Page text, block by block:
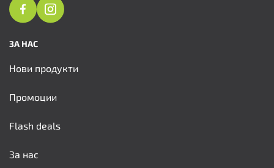
ЗА НАС
Нови продукти
Промоции
Flash deals
За нас